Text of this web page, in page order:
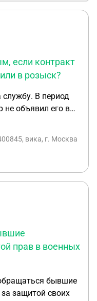
если контракт
в розыск?
службу. В период
не объявил его в
преступление
будет исход. Если
объявили о его
закончился.
вика, г. Москва
прав в военных
бывшие
защитой своих